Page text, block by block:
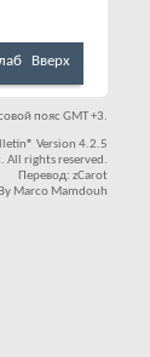
Version 4.2.5
All rights reserved.
Перевод:zCarot